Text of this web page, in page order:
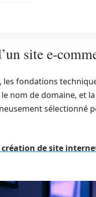
site e-
les fondations
nom de domaine, et
sélectionné
création de site